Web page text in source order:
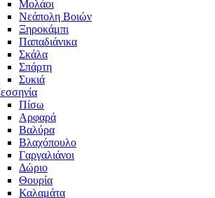
Μολάοι
Νεάπολη Βοιών
Ξηροκάμπι
Παπαδιάνικα
Σκάλα
Σπάρτη
Συκιά
Πίσω
Αρφαρά
Βαλύρα
Βλαχόπουλο
Γαργαλιάνοι
Δώριο
Θουρία
Καλαμάτα